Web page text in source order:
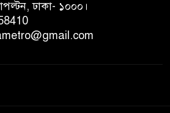
ঢাকা- ১০০০।